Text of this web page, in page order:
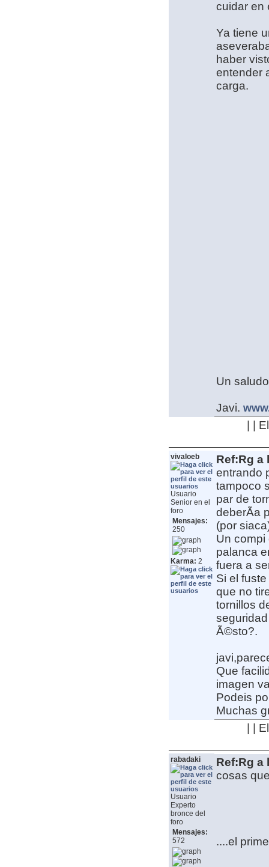
cuidar en
Ya tiene
haber
entender
carga.
Un
Javi.
| |
vivaloeb
Usuario
Senior en el
foro
Mensajes:
250
Karma: 2
Ref:Rg a
entrando
tampoco
par de
deberÃ­a
(por
Un compi
palanca
fuera a
Si el
que no
tornillos
Ã©sto?.
Que
imagen
Podeis
Muchas
| |
rabadaki
Usuario
Experto
bronce del
foro
Mensajes:
572
Ref:Rg a
cosas
....el